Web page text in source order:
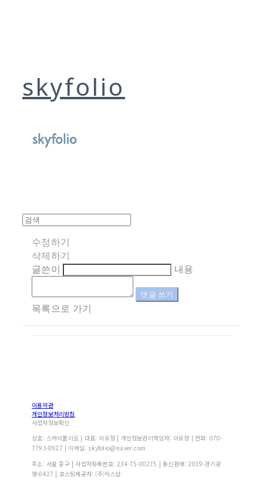
skyfolio
수정하기
삭제하기
글쓴이
내용
댓글 쓰기
목록으로 가기
이용약관
개인정보처리방침
사업자정보확인
상호: 스카이폴리오 | 대표: 이유정 | 개인정보관리책임자: 이유정 | 전화: 070-
7793-0927 | 이메일: skyfolio@naver.com
주소: 서울 중구 | 사업자등록번호: 234-75-00275 | 통신판매: 2019-경기광
명-0427 | 호스팅제공자: (주)식스샵